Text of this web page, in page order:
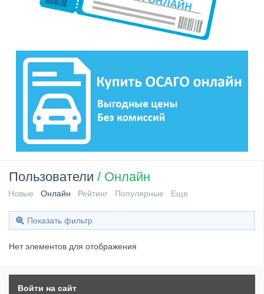
Пользователи / Онлайн
Новые Онлайн Рейтинг Популярные Еще
Показать фильтр
Нет элементов для отображения
Войти на сайт